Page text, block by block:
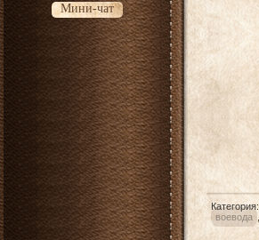
Мини-чат
Категория:
воевода